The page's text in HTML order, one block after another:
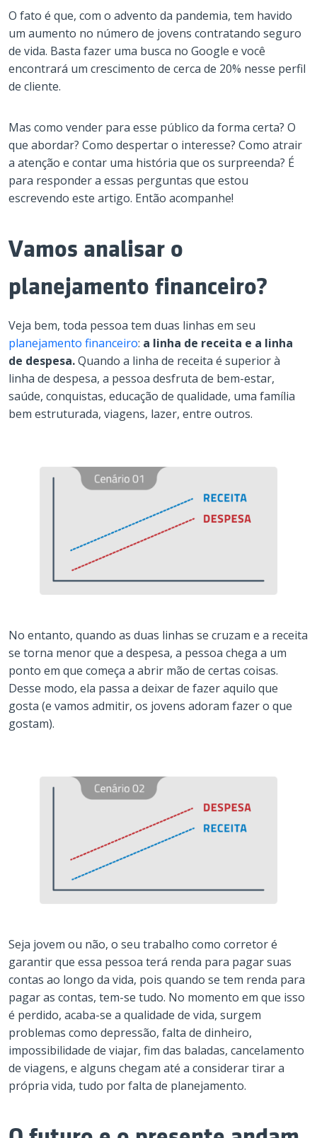
O fato é que, com o advento da pandemia, tem havido
um aumento no número de jovens contratando seguro
de vida. Basta fazer uma busca no Google e você
encontrará um crescimento de cerca de 20% nesse perfil
de cliente.
Mas como vender para esse público da forma certa? O
que abordar? Como despertar o interesse? Como atrair
a atenção e contar uma história que os surpreenda? É
para responder a essas perguntas que estou
escrevendo este artigo. Então acompanhe!
Vamos analisar o
planejamento financeiro?
Veja bem, toda pessoa tem duas linhas em seu
planejamento financeiro: a linha de receita e a linha
de despesa.Quando a linha de receita é superior à
linha de despesa, a pessoa desfruta de bem-estar,
saúde, conquistas, educação de qualidade, uma família
bem estruturada, viagens, lazer, entre outros.
No entanto, quando as duas linhas se cruzam e a receita
se torna menor que a despesa, a pessoa chega a um
ponto em que começa a abrir mão de certas coisas.
Desse modo, ela passa a deixar de fazer aquilo que
gosta (e vamos admitir, os jovens adoram fazer o que
gostam).
Seja jovem ou não, o seu trabalho como corretor é
garantir que essa pessoa terá renda para pagar suas
contas ao longo da vida, pois quando se tem renda para
pagar as contas, tem-se tudo. No momento em que isso
é perdido, acaba-se a qualidade de vida, surgem
problemas como depressão, falta de dinheiro,
impossibilidade de viajar, fim das baladas, cancelamento
de viagens, e alguns chegam até a considerar tirar a
própria vida, tudo por falta de planejamento.